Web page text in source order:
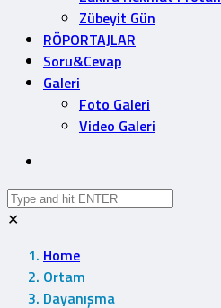
Zübeyit Gün
RÖPORTAJLAR
Soru&Cevap
Galeri
Foto Galeri
Video Galeri
✕
Home
Ortam
Dayanışma